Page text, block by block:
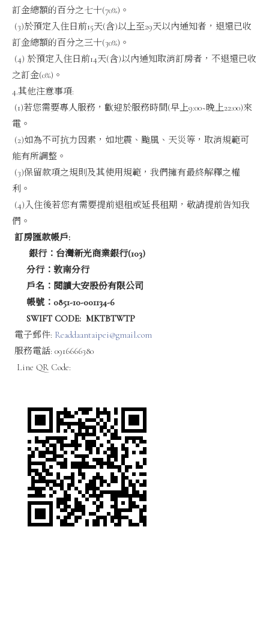
訂金總額的百分之七十(70%)。
(3)於預定入住日前15天(含)以上至29天以內通知者，退還已收
訂金總額的百分之三十(30%)。
(4) 於預定入住日前14天(含)以內通知取消訂房者，不退還已收
之訂金(0%)。
4.其他注意事項:
(1)若您需要專人服務，歡迎於服務時間(早上9:00~晚上22:00)來
電。
(2)如為不可抗力因素，如地震、颱風、天災等，取消規範可
能有所調整。
(3)保留款項之規則及其使用規範，我們擁有最終解釋之權
利。
(4)入住後若您有需要提前退租或延長租期，敬請提前告知我
們。
訂房匯款帳戶:
銀行：台灣新光商業銀行(103)
分行：敦南分行
戶名：閱讀大安股份有限公司
帳號：0851-10-001134-6
SWIFT CODE: MKTBTWTP
電子郵件: Readdaantaipei@gmail.com
服務電話: 0916666380
Line QR Code: